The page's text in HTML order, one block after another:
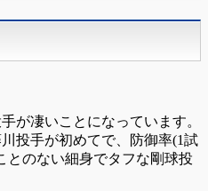
が凄いことになっています。
投手が初めてで、防御率(1試
とのない細身でタフな剛球投